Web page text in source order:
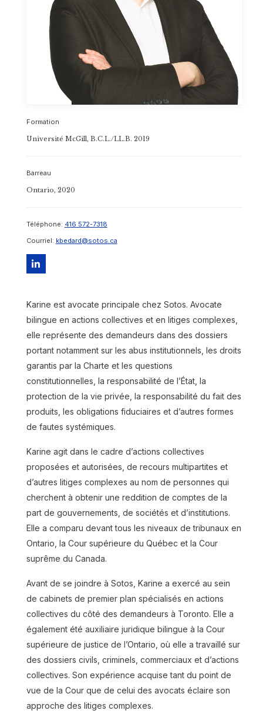
Toronto
Read more
Formation
Université McGill, B.C.L./LL.B. 2019
Barreau
Ontario, 2020
Téléphone: 416 572-7318
Courriel: kbedard@sotos.ca
Karine est avocate principale chez Sotos. Avocate
bilingue en actions collectives et en litiges complexes,
elle représente des demandeurs dans des dossiers
portant notamment sur les abus institutionnels, les droits
garantis par la Charte et les questions
constitutionnelles, la responsabilité de l’État, la
protection de la vie privée, la responsabilité du fait des
produits, les obligations fiduciaires et d’autres formes
de fautes systémiques.
Karine agit dans le cadre d’actions collectives
proposées et autorisées, de recours multipartites et
d’autres litiges complexes au nom de personnes qui
cherchent à obtenir une reddition de comptes de la
part de gouvernements, de sociétés et d’institutions.
Elle a comparu devant tous les niveaux de tribunaux en
Ontario, la Cour supérieure du Québec et la Cour
suprême du Canada.
Avant de se joindre à Sotos, Karine a exercé au sein
de cabinets de premier plan spécialisés en actions
collectives du côté des demandeurs à Toronto. Elle a
également été auxiliaire juridique bilingue à la Cour
supérieure de justice de l’Ontario, où elle a travaillé sur
des dossiers civils, criminels, commerciaux et d’actions
collectives. Son expérience acquise tant du point de
vue de la Cour que de celui des avocats éclaire son
approche des litiges complexes.